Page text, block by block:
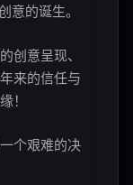
意的诞生。
创意呈现、
来的信任与
！
个艰难的决